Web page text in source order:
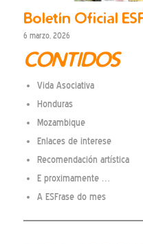
Boletín Oficial
6 marzo, 2026
CONTIDOS
Vida Asociativa
Honduras
Mozambique
Enlaces de interese
Recomendación artística
E proximamente …
A ESFrase do mes